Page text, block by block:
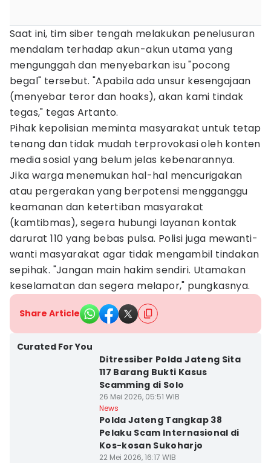
Saat ini, tim siber tengah melakukan penelusuran
mendalam terhadap akun-akun utama yang
mengunggah dan menyebarkan isu "pocong
begal" tersebut. "Apabila ada unsur kesengajaan
(menyebar teror dan hoaks), akan kami tindak
tegas," tegas Artanto.
Pihak kepolisian meminta masyarakat untuk tetap
tenang dan tidak mudah terprovokasi oleh konten
media sosial yang belum jelas kebenarannya.
Jika warga menemukan hal-hal mencurigakan
atau pergerakan yang berpotensi mengganggu
keamanan dan ketertiban masyarakat
(kamtibmas), segera hubungi layanan kontak
darurat 110 yang bebas pulsa. Polisi juga mewanti-
wanti masyarakat agar tidak mengambil tindakan
sepihak. "Jangan main hakim sendiri. Utamakan
keselamatan dan segera melapor," pungkasnya.
Share Article
Curated For You
Ditressiber Polda Jateng Sita
117 Barang Bukti Kasus
Scamming di Solo
26 Mei 2026, 05:51 WIB
News
Polda Jateng Tangkap 38
Pelaku Scam Internasional di
Kos-kosan Sukoharjo
22 Mei 2026, 16:17 WIB